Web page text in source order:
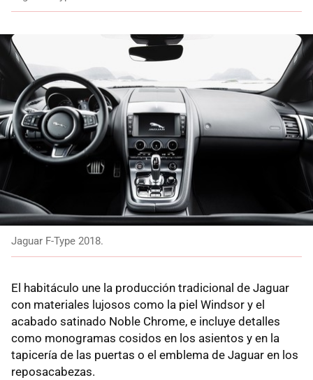
Jaguar F-Type 2018.
El habitáculo une la producción tradicional de Jaguar
con materiales lujosos como la piel Windsor y el
acabado satinado Noble Chrome, e incluye detalles
como monogramas cosidos en los asientos y en la
tapicería de las puertas o el emblema de Jaguar en los
reposacabezas.